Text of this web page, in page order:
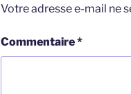
Votre adresse e-mail ne
Commentaire*